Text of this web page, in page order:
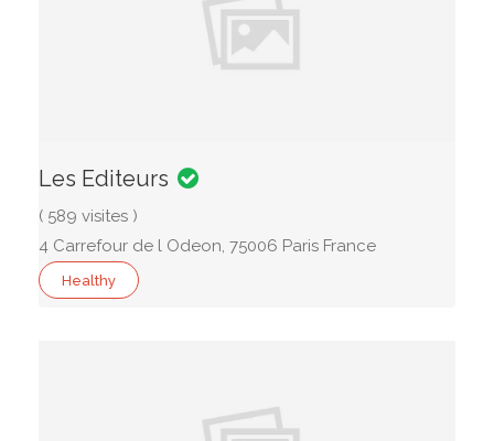
Les Editeurs
( 589 visites )
4 Carrefour de l Odeon, 75006 Paris France
Healthy